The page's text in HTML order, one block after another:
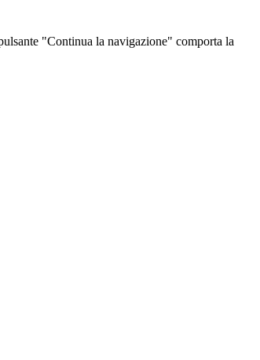
"Continua la navigazione" comporta la